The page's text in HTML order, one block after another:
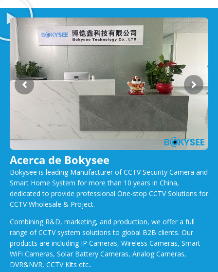
Acerca de Bokysee
Bokysee is leading Manufacturer of CCTV Security Camera and
Smart Home System for more than 10 years in China,
dedicated to provide professional One-stop CCTV Solutions for
CCTV Wholesale & Project.
Combining R&D, marketing, and production, we offer a full
range of CCTV system solutions to global B2B clients. Our
products are including IP Cameras, Wireless Cameras, Smart
WiFi Cameras, Solar Battery Cameras, Analog Cameras,
DVR&NVR, CCTV Kits etc..